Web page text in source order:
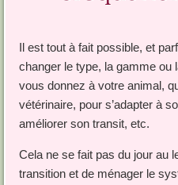
Il est tout à fait possible, et
changer le type, la gamme ou
vous donnez à votre animal,
vétérinaire, pour s’adapter à
améliorer son transit, etc.
Cela ne se fait pas du jour au
transition et de ménager le